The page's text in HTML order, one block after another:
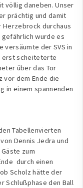
völlig daneben. Unser
prächtig und damit
Herzebrock durchaus
wurde es
versäumte der SVS in
erst scheiteterte
über das Tor
vor dem Ende die
in einem spannenden
Tabellenvierten
Dennis Jedra und
zum
durch einen
Scholz hätte der
Schlußphase den Ball